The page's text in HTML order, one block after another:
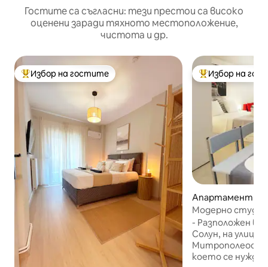
Гостите са съгласни: тези престои са високо
оценени заради тяхното местоположение,
чистота и др.
Най-популярен избор на гостите
Избор на гостите Най-популярен
Избор на
Апартамент –
Модерно
- Разположен в
Солун, на улица
което се